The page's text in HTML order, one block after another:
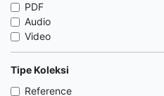
PDF
Audio
Video
Tipe Koleksi
Reference